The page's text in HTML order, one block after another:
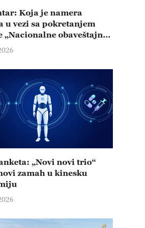
Koja je namera
u vezi sa pokretanjem
„Nacionalne obaveštajne
„Novi novi trio“
zamah u kinesku